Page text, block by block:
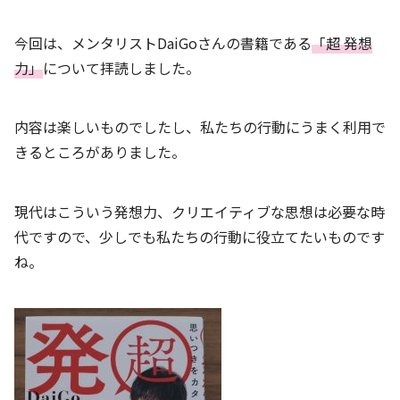
今回は、メンタリストDaiGoさんの書籍である「超 発想
力」について拝読しました。
内容は楽しいものでしたし、私たちの行動にうまく利用で
きるところがありました。
現代はこういう発想力、クリエイティブな思想は必要な時
代ですので、少しでも私たちの行動に役立てたいものです
ね。